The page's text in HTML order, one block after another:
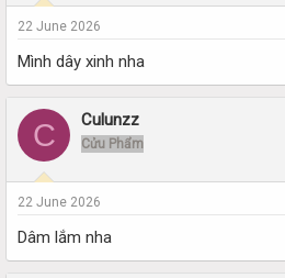
22 June 2026
Mình dây xinh nha
C Culunzz
Cửu Phẩm
22 June 2026
Dâm lắm nha